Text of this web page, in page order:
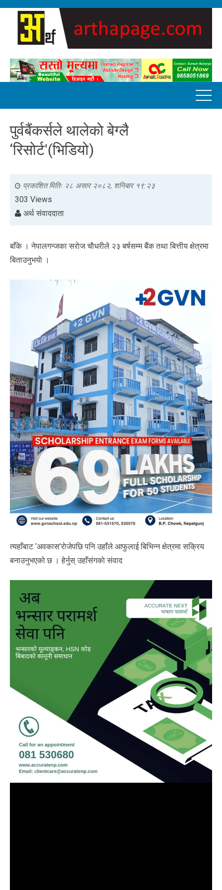
पुर्वबैंकर्सले थालेकाे बेग्लै
‘रिसोर्ट'(भिडियो)
प्रकाशित मितिः २८ असार २०८२, शनिबार १९:२३
303 Views
अर्थ संवाददाता
बाँके । नेपालगन्जका सराेज चाैधरीले २३ बर्षसम्म बैंक तथा बित्तीय क्षेत्रमा
बिताउनुभयाे ।
त्यहाँबाट ‘अवकास’राेजेपछि पनि उहाँले आफुलाई बिभिन्न क्षेत्रमा सक्रिय
बनाउनुभएको छ । हेर्नुस् उहाँसंगकाे संवाद